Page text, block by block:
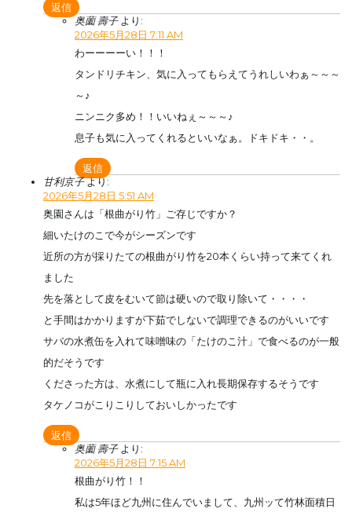
返信
奥薗 壽子 より:
2026年5月28日 7:11 AM
わーーーーい！！！
タンドリチキン、気に入ってもらえてうれしいわぁ～～～
～♪
ニンニク多め！！いいねぇ～～～♪
息子も気に入ってくれるといいなぁ。ドキドキ・・。
返信
甘利京子より:
2026年5月28日 5:51 AM
奥園さんは「根曲がり竹」ご存じですか？
細いたけのこで今がシーズンです
近所の方が採りたての根曲がり竹を20本くらい持って来てくれ
ました
先を落として皮をむいて節は硬いので取り除いて・・・・
と手間はかかりますが下茹でしないで調理できるのがいいです
サバの水煮缶を入れて味噌味の「たけのこ汁」で食べるのが一般
的だそうです
くださった方は、水煮にして瓶に入れ長期保存するそうです
タケノコがこりこりしておいしかったです
返信
奥薗 壽子 より:
2026年5月28日 7:15 AM
根曲がり竹！！
私は5年ほど九州に住んでいまして、九州ッて竹林面積日